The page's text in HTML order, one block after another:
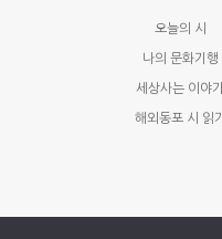
오늘의 시
나의 문화기행
세상사는 이야기
해외동포 시 읽기